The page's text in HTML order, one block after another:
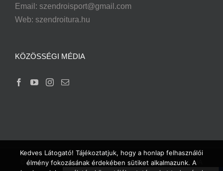
Email: szendroisport@gmail.com
Web: szendroitura.hu
KÖZÖSSÉGI MÉDIA
© Szendrői Természetjáró Szakosztály2026 | JÓL JÁRSZ, HA
Kedves Látogató! Tájékoztatjuk, hogy a honlap felhasználói
élmény fokozásának érdekében sütiket alkalmazunk. A